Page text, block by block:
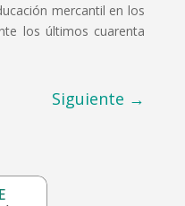
mercantil en los
los últimos cuarenta
Siguiente →